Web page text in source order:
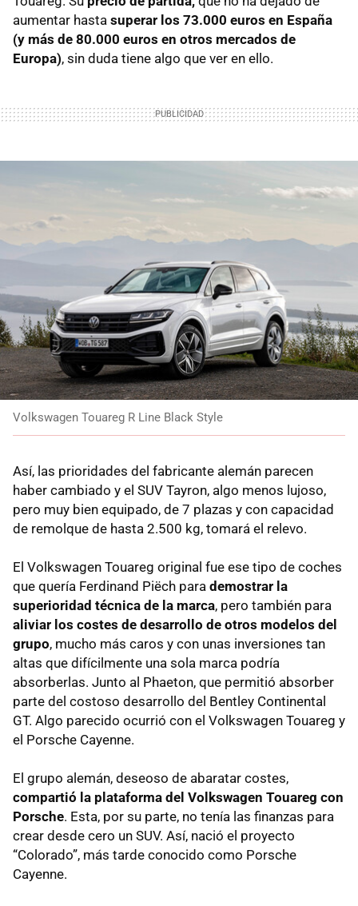
aumentar hasta superar los 73.000 euros en España
(y más de 80.000 euros en otros mercados de
Europa), sin duda tiene algo que ver en ello.
Volkswagen Touareg R Line Black Style
Así, las prioridades del fabricante alemán parecen
haber cambiado y el SUV Tayron, algo menos lujoso,
pero muy bien equipado, de 7 plazas y con capacidad
de remolque de hasta 2.500 kg, tomará el relevo.
El Volkswagen Touareg original fue ese tipo de coches
que quería Ferdinand Piëch para demostrar la
superioridad técnica de la marca, pero también para
aliviar los costes de desarrollo de otros modelos del
grupo, mucho más caros y con unas inversiones tan
altas que difícilmente una sola marca podría
absorberlas. Junto al Phaeton, que permitió absorber
parte del costoso desarrollo del Bentley Continental
GT. Algo parecido ocurrió con el Volkswagen Touareg y
el Porsche Cayenne.
El grupo alemán, deseoso de abaratar costes,
compartió la plataforma del Volkswagen Touareg con
Porsche. Esta, por su parte, no tenía las finanzas para
crear desde cero un SUV. Así, nació el proyecto
“Colorado”, más tarde conocido como Porsche
Cayenne.